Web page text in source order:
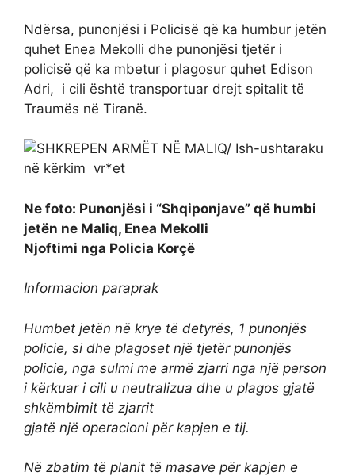
Ndërsa, punonjësi i Policisë që ka humbur jetën
quhet Enea Mekolli dhe punonjësi tjetër i
policisë që ka mbetur i plagosur quhet Edison
Adri, i cili është transportuar drejt spitalit të
Traumës në Tiranë.
Ne foto: Punonjësi i “Shqiponjave” që humbi
jetën ne Maliq, Enea Mekolli
Njoftimi nga Policia Korçë
Informacion paraprak
Humbet jetën në krye të detyrës, 1 punonjës
policie, si dhe plagoset një tjetër punonjës
policie, nga sulmi me armë zjarri nga një person
i kërkuar i cili u neutralizua dhe u plagos gjatë
shkëmbimit të zjarrit
gjatë një operacioni për kapjen e tij.
Në zbatim të planit të masave për kapjen e